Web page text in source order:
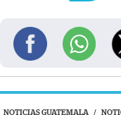
NOTICIAS GUATEMALA /